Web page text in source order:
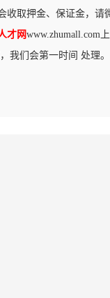
收取押金、保证金，请
才网www.zhumall.com
我们会第一时间 处理。